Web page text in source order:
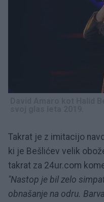
Takrat je z imitacijo
ki je Bešlićev velik
takrat za 24ur.com
"Nastop je bil zelo
obnašanje na odru.